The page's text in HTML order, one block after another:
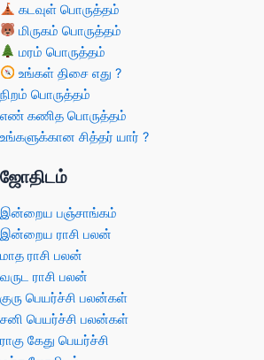
கடவுள் பொருத்தம்
மிருகம் பொருத்தம்
மரம் பொருத்தம்
உங்கள் திசை எது ?
நிறம் பொருத்தம்
எண் கணித பொருத்தம்
உங்களுக்கான சித்தர் யார் ?
ஜோதிடம்
இன்றைய பஞ்சாங்கம்
இன்றைய ராசி பலன்
மாத ராசி பலன்
வருட ராசி பலன்
குரு பெயர்ச்சி பலன்கள்
சனி பெயர்ச்சி பலன்கள்
ராகு கேது பெயர்ச்சி